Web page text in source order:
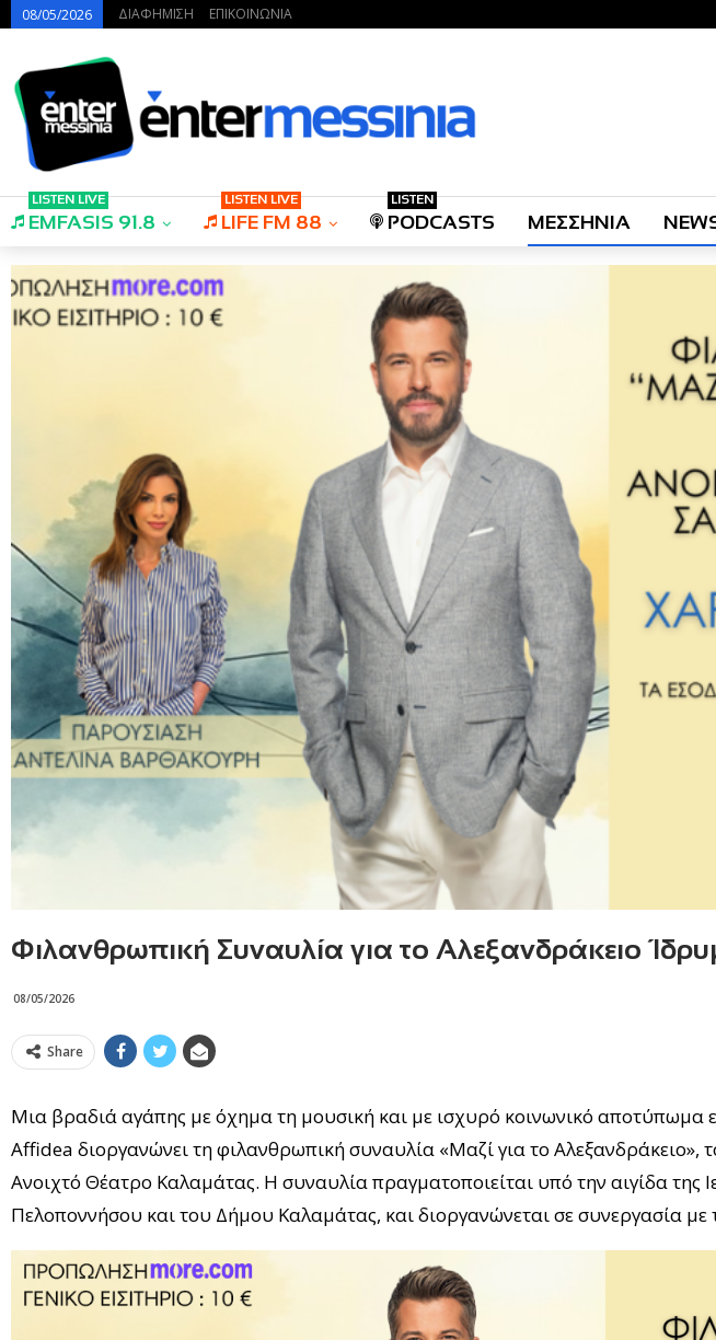
08/05/2026 ΔΙΑΦΗΜΙΣΗ ΕΠΙΚΟΙΝΩΝΙΑ
EMFASIS 91.8
LISTEN LIVE
LIFE FM 88
LISTEN LIVE
PODCASTS
LISTEN
ΜΕΣΣΗΝΙΑ
Φιλανθρωπική Συναυλία για το Αλεξανδράκειο
08/05/2026
Share
Μια βραδιά αγάπης με όχημα τη μουσική και με ισχυρό κοινωνικό αποτύπωμα
Affidea διοργανώνει τη φιλανθρωπική συναυλία «Μαζί για το Αλεξανδράκειο»,
Ανοιχτό Θέατρο Καλαμάτας. Η συναυλία πραγματοποιείται υπό την αιγίδα της
Πελοποννήσου και του Δήμου Καλαμάτας, και διοργανώνεται σε συνεργασία